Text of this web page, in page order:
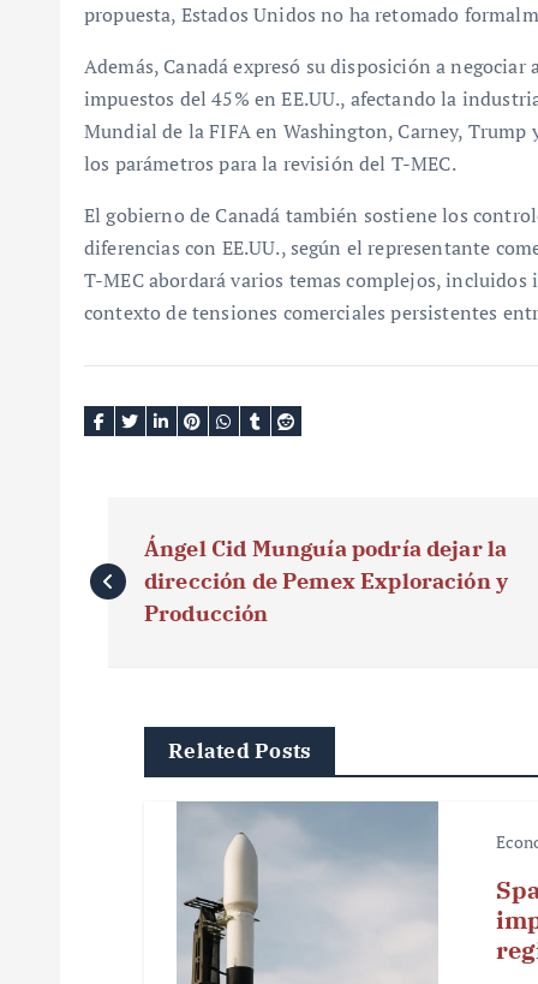
propuesta, Estados Unidos no ha retomado
Además, Canadá expresó su disposición a
impuestos del 45% en EE.UU., afectando la
Mundial de la FIFA en Washington, Carney,
los parámetros para la revisión del T-MEC.
El gobierno de Canadá también sostiene los
diferencias con EE.UU., según el representante
T-MEC abordará varios temas complejos,
contexto de tensiones comerciales persistentes
a
Ángel Cid Munguía podría dejar la
dirección de Pemex Exploración y
Producción
Related Posts